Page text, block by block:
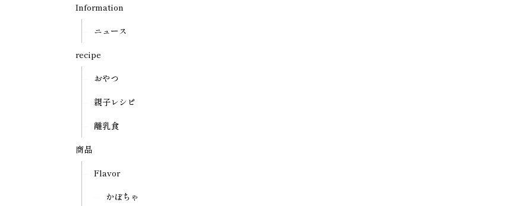
Information
ニュース
recipe
おやつ
親子レシピ
離乳食
商品
Flavor
かぼちゃ